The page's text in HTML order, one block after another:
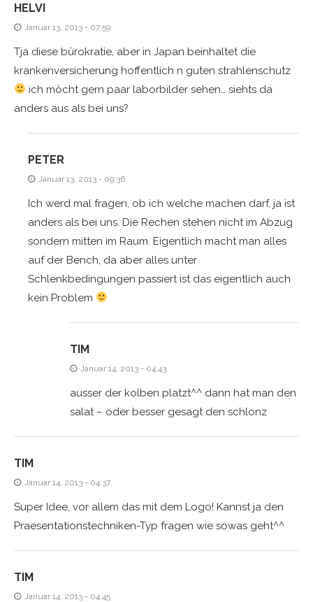
HELVI
Januar 13, 2013 - 07:59
Tja diese bürokratie, aber in Japan beinhaltet die
krankenversicherung hoffentlich n guten strahlenschutz
ich möcht gern paar laborbilder sehen… siehts da
anders aus als bei uns?
PETER
Januar 13, 2013 - 09:36
Ich werd mal fragen, ob ich welche machen darf, ja ist
anders als bei uns. Die Rechen stehen nicht im Abzug
sondern mitten im Raum. Eigentlich macht man alles
auf der Bench, da aber alles unter
Schlenkbedingungen passiert ist das eigentlich auch
kein Problem
TIM
Januar 14, 2013 - 04:43
ausser der kolben platzt^^ dann hat man den
salat – oder besser gesagt den schlonz
TIM
Januar 14, 2013 - 04:37
Super Idee, vor allem das mit dem Logo! Kannst ja den
Praesentationstechniken-Typ fragen wie sowas geht^^
TIM
Januar 14, 2013 - 04:45